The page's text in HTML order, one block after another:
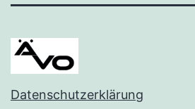
Datenschutzerklärung